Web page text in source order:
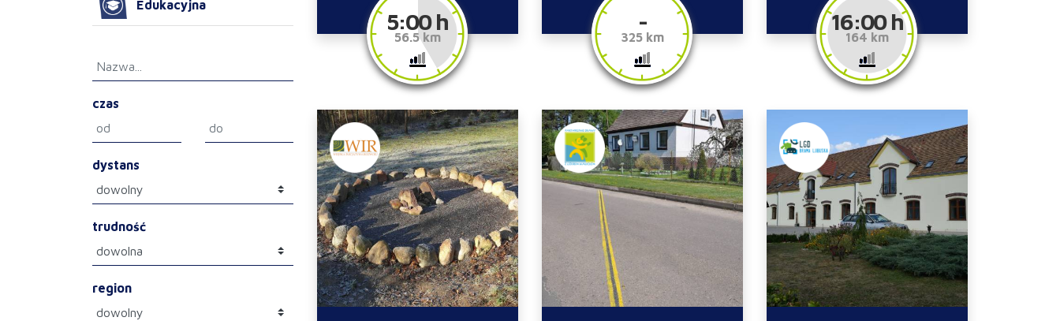
5:00 h
56.5 km
-
325 km
16:00 h
164 km
Edukacyjna
czas
dystans
trudność
region